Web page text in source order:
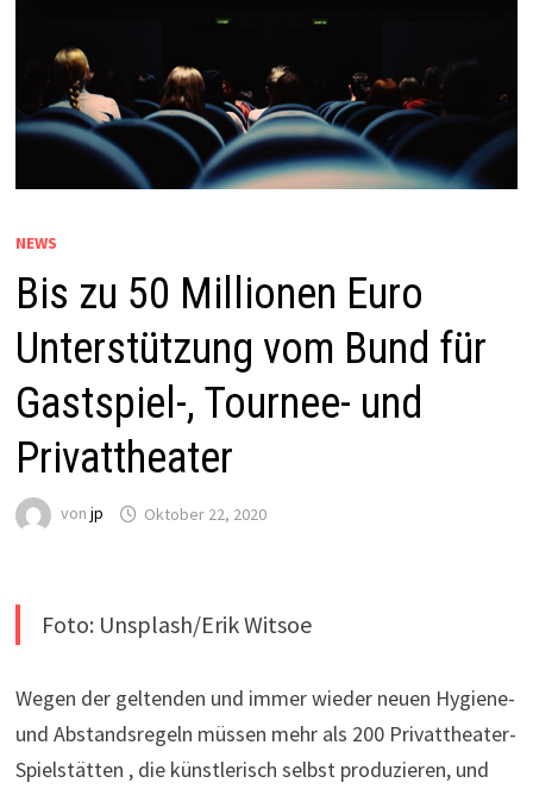
NEWS
Bis zu 50 Millionen Euro
Unterstützung vom Bund für
Gastspiel-, Tournee- und
Privattheater
vonjp Oktober 22, 2020
Foto: Unsplash/Erik Witsoe
Wegen der geltenden und immer wieder neuen Hygiene-
und Abstandsregeln müssen mehr als 200 Privattheater-
Spielstätten , die künstlerisch selbst produzieren, und